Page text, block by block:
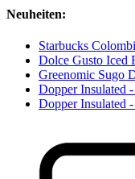
Neuheiten:
Starbucks
Dolce Gusto Iced
Greenomic Sugo
Dopper Insulated
Dopper Insulated